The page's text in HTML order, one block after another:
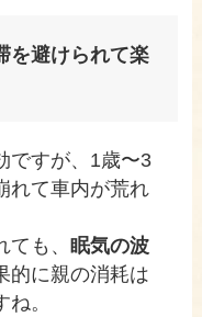
を避けられて楽
ですが、1歳〜3
れて車内が荒れ
も、 眠気の波
的に親の消耗は
。